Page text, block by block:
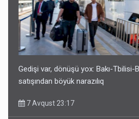
Geri çağırılan səfir Abel
7 Avqust 14:07
Gedişi var, dönüşü yox: Bakı-Tbilisi-
satışından böyük narazılıq
7 Avqust 23:17